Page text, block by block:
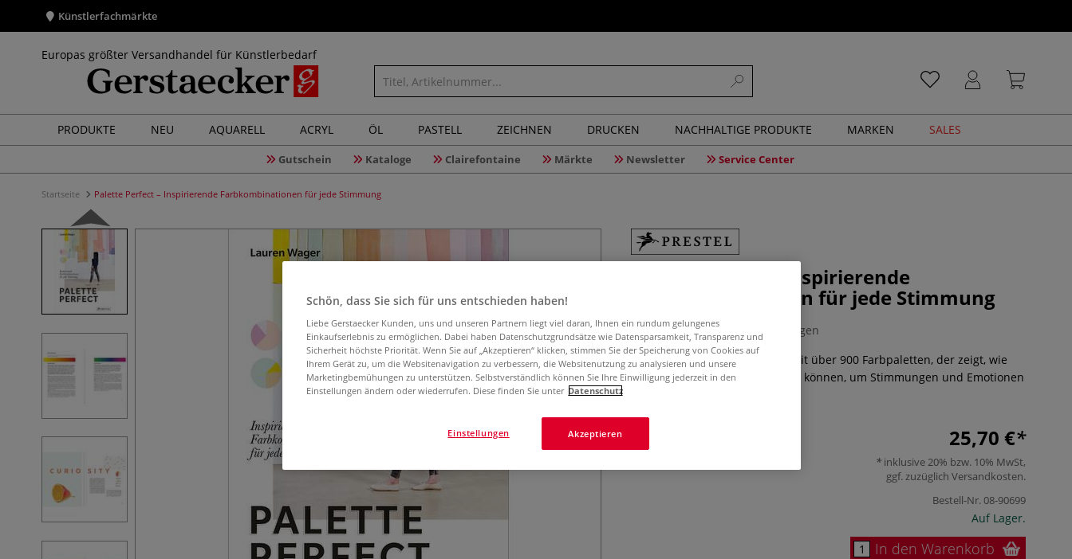
Künstlerfachmärkte
Europas größter Versandhandel für Künstlerbedarf
PRODUKTE NEU AQUARELL ACRYL ÖL PASTELL ZEICHNEN DRUCKEN NACHHALTIGE PRODUKTE MARKEN SALES
Gutschein Kataloge Clairefontaine Märkte Newsletter Service Center
Startseite Palette Perfect – Inspirierende Farbkombinationen für jede Stimmung
Palette Perfect – Inspirierende
Farbkombinationen für jede Stimmung
0 Bewertungen
Ein umfassender Farbratgeber mit über 900 Farbpaletten, der zeigt, wie
Farben gezielt eingesetzt werden können, um Stimmungen und Emotionen
25,70 €
inklusive 20% bzw. 10% MwSt,
ggf. zuzüglich Versandkosten.
Bestell-Nr.08-90699
Auf Lager.
In den Warenkorb
Schön, dass Sie sich für uns entschieden haben!
Liebe Gerstaecker Kunden, uns und unseren Partnern liegt viel daran, Ihnen ein rundum gelungenes
Einkaufserlebnis zu ermöglichen. Dabei haben Datenschutzgrundsätze wie Datensparsamkeit, Transparenz und
Sicherheit höchste Priorität. Wenn Sie auf „Akzeptieren“ klicken, stimmen Sie der Speicherung von Cookies auf
Ihrem Gerät zu, um die Websitenavigation zu verbessern, die Websitenutzung zu analysieren und unsere
Marketingbemühungen zu unterstützen. Selbstverständlich können Sie Ihre Einwilligung jederzeit in den
Einstellungen ändern oder wiederrufen. Diese finden Sie unter Datenschutz
Akzeptieren
Einstellungen